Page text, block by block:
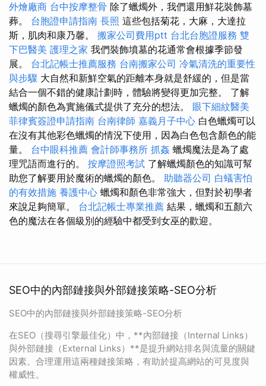
外燴廠商 台中按摩整骨 除了蠟燭外，我們還用鮮花裝飾墓
葬。 台胞證申請指南 長照 這些包括菊花，大麻，大達拉
斯，肌肉和康乃馨。 搬家公司費用ptt 台北台胞證服務 雙
下巴醫美 護理之家 我們裝飾墳墓的花通常會根據季節發
展。 台北記帳士推薦服務 台南搬家公司 冷氣清洗的重要性
與步驟 大自然和新鮮空氣的距離本身就是舒緩的，但是當
結合一個不錯的健康計劃時，體驗將變得更加完整。 了解
蠟燭的顏色為實施儀式提供了充分的想法。 眼下細紋醫美
菲律賓簽證申請指南 台南律師 嘉義月子中心 白色蠟燭可以
在沒有其他彩色蠟燭的情況下使用，因為白色包含顏色的能
量。 台中眼科推薦 會計師事務所 抓姦 蠟燭魔法是為了處
理咒語而進行的。 按摩證照考試 了解蠟燭顏色的知識可幫
助您了解要用於魔術的蠟燭的顏色。 助聽器公司 白蟻害怕
的有效措施 養護中心 蠟燭和顏色非常強大，但對於初學者
來說足夠簡單。 台北記帳士專業推薦 結果，蠟燭和五顏六
色的魔法在各個級別的經驗中都受到女巫的歡迎。
SEO中的內部鏈接與外部鏈接策略-SEO分析
SEO中的內部鏈接與外部鏈接策略-SEO分析
在SEO（搜尋引擎最佳化）中，**內部鏈接（Internal Links）
與外部鏈接（External Links）**是提升網站排名與流量的關鍵
因素。合理運用這兩種鏈接策略，有助於提高網站的可見度與
權威性。